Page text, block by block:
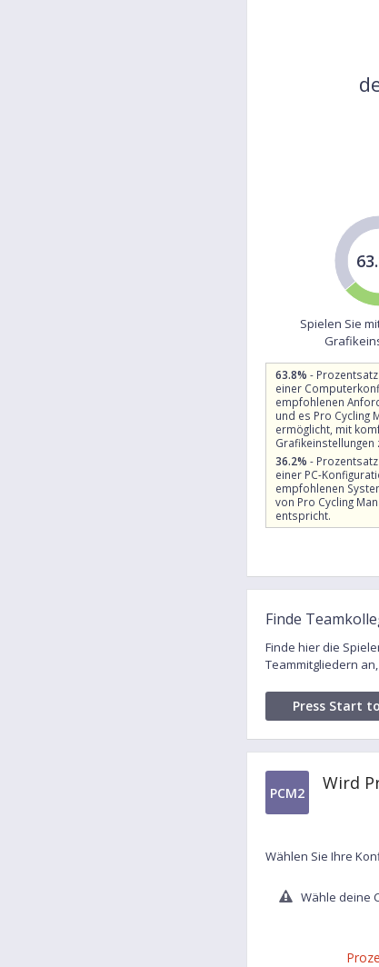
Spielen Sie
63.8% -
einer
empfohlenen
und es Pro Cycling
ermöglicht, mit
Grafikeinstellungen
36.2% -
einer PC-
empfohlenen
von Pro Cycling
entspricht.
Finde
Finde hier die
Teammitgliedern
Press Start
PCM2 Wird
Wählen Sie Ihre
Wähle deine